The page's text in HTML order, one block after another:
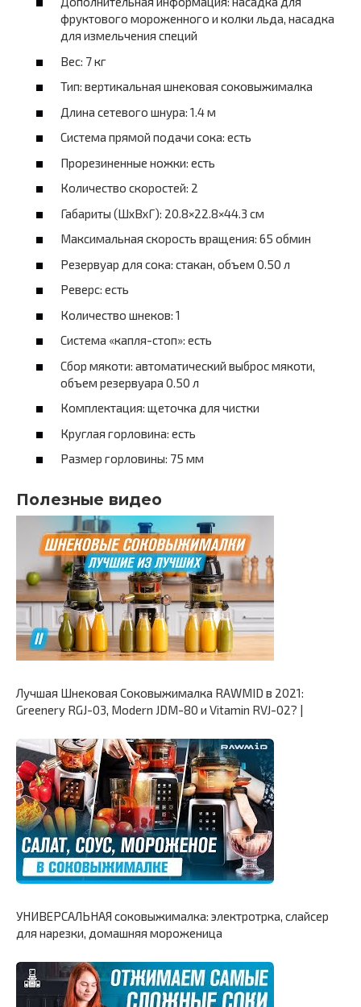
фруктового мороженного и колки льда, насадка
для измельчения специй
Вес: 7 кг
Тип: вертикальная шнековая соковыжималка
Длина сетевого шнура: 1.4 м
Система прямой подачи сока: есть
Прорезиненные ножки: есть
Количество скоростей: 2
Габариты (ШхВхГ): 20.8×22.8×44.3 см
Максимальная скорость вращения: 65 обмин
Резервуар для сока: стакан, объем 0.50 л
Реверс: есть
Количество шнеков: 1
Система «капля-стоп»: есть
Сбор мякоти: автоматический выброс мякоти,
объем резервуара 0.50 л
Комплектация: щеточка для чистки
Круглая горловина: есть
Размер горловины: 75 мм
Полезные видео
Лучшая Шнековая Соковыжималка RAWMID в 2021:
Greenery RGJ-03, Modern JDM-80 и Vitamin RVJ-02? |
УНИВЕРСАЛЬНАЯ соковыжималка: электротрка, слайсер
для нарезки, домашняя мороженица